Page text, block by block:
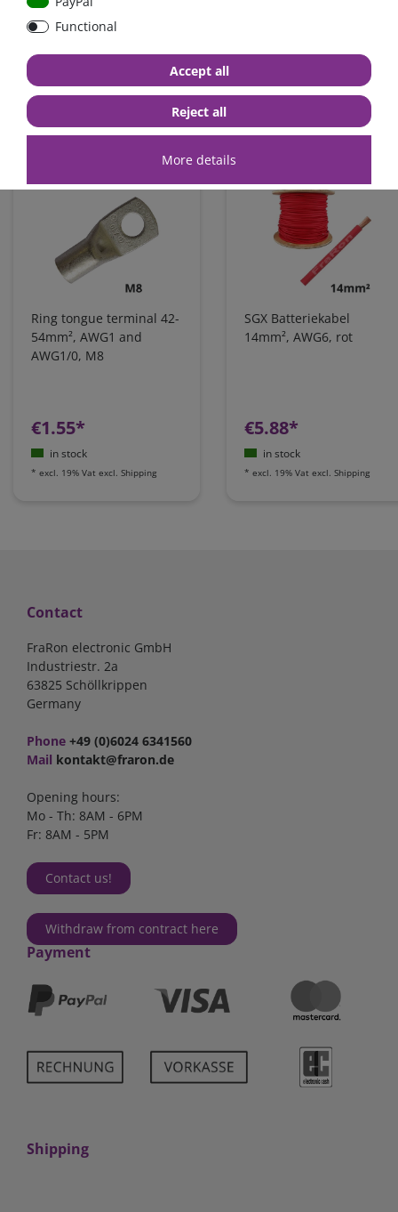
huge warehouse best service
Similar articles
Ring tongue terminal 42-
54mm², AWG1 and
AWG1/0, M8
€1.55*
in stock
* excl. 19% Vat excl. Shipping
SGX Batteriekabel
14mm², AWG6, rot
€5.88*
in stock
* excl. 19% Vat excl. Shipping
Contact
FraRon electronic GmbH
Industriestr. 2a
63825 Schöllkrippen
Germany
Phone +49 (0)6024 6341560
Mail kontakt@fraron.de
Opening hours:
Mo - Th: 8AM - 6PM
Fr: 8AM - 5PM
Contact us!
Withdraw from contract here
Payment
Shipping
Functional
More details
Accept all
Reject all